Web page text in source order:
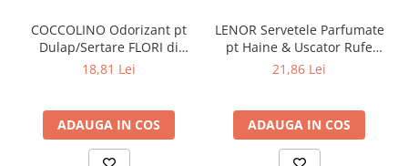
COCCOLINO Odorizant pt
Dulap/Sertare FLORI di
PRIMAVERA 3 buc
18,81 Lei
ADAUGA IN COS
LENOR Servetele Parfumate
pt Haine & Uscator Rufe
SPRING AWAKENING 34 buc
21,86 Lei
ADAUGA IN COS